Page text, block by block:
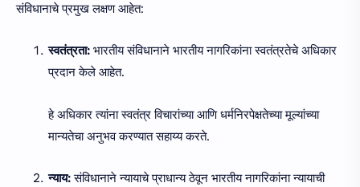
संविधानाचे प्रमुख लक्षण आहेत:
स्वतंत्रता: भारतीय संविधानाने भारतीय नागरिकांना स्वतंत्रतेचे अधिकार
प्रदान केले आहेत.
हे अधिकार त्यांना स्वतंत्र विचारांच्या आणि धर्मनिरपेक्षतेच्या मूल्यांच्या
मान्यतेचा अनुभव करण्यात सहाय्य करते.
न्याय:संविधानाने न्यायाचे प्राधान्य ठेवून भारतीय नागरिकांना न्यायाची